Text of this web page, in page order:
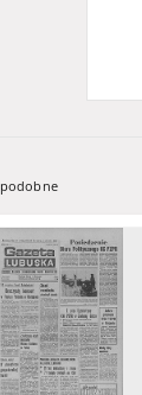
podobne